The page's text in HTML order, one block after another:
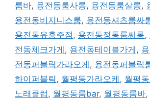
룸바, 용전동룸사롱, 용전동룸살롱,
용전동비지니스룸, 용전동셔츠룸싸
용전동유흥주점, 용전동정통룸싸롱,
전동체크가게 , 용전동테이블가게 ,
전동퍼블릭가라오케 , 용전동퍼블릭
하이퍼블릭, 월평동가라오케 , 월평
노래클럽, 월평동룸bar, 월평동룸바,